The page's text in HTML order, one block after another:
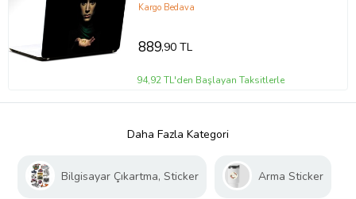
Kargo Bedava
889,90 TL
94,92 TL'den Başlayan Taksitlerle
Daha Fazla Kategori
Bilgisayar Çıkartma, Sticker Arma Sticker